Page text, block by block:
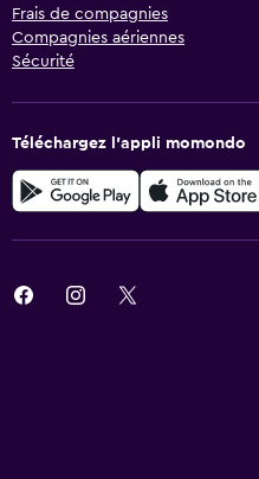
Frais de compagnies
Compagnies aériennes
Sécurité
Téléchargez l’appli momondo